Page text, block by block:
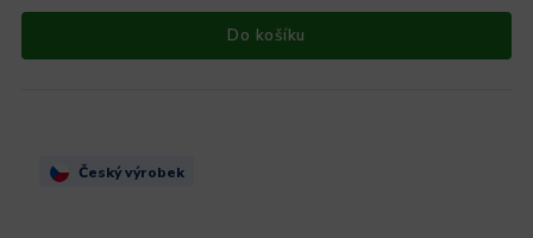
Do košíku
Český výrobek